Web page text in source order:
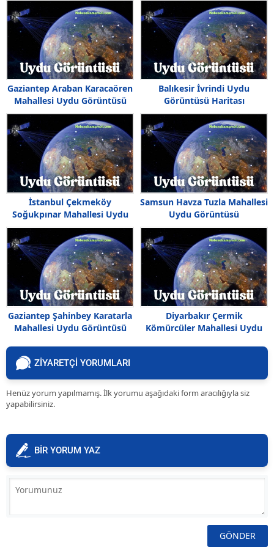
Gaziantep Araban Karacaören
Mahallesi Uydu Görüntüsü
Haritası
Balıkesir İvrindi Uydu
Görüntüsü Haritası
İstanbul Çekmeköy
Soğukpınar Mahallesi Uydu
Görüntüsü
Samsun Havza Tuzla Mahallesi
Uydu Görüntüsü
Gaziantep Şahinbey Karatarla
Mahallesi Uydu Görüntüsü
Diyarbakır Çermik
Kömürcüler Mahallesi Uydu
ZİYARETÇİ YORUMLARI
Henüz yorum yapılmamış. İlk yorumu aşağıdaki form aracılığıyla siz
yapabilirsiniz.
BİR YORUM YAZ